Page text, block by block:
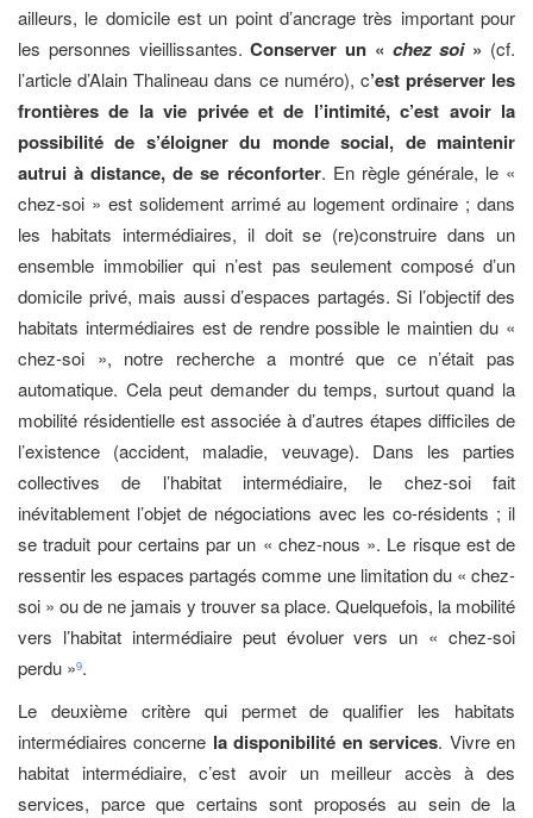
ailleurs, le domicile est un point d’ancrage très important pour
les personnes vieillissantes.Conserver un « chez soi» (cf.
l’article d’Alain Thalineau dans ce numéro), c’est préserver les
frontières de la vie privée et de l’intimité, c’est avoir la
possibilité de s’éloigner du monde social, de maintenir
autrui à distance, de se réconforter. En règle générale, le «
chez-soi » est solidement arrimé au logement ordinaire ; dans
les habitats intermédiaires, il doit se (re)construire dans un
ensemble immobilier qui n’est pas seulement composé d’un
domicile privé, mais aussi d’espaces partagés. Si l’objectif des
habitats intermédiaires est de rendre possible le maintien du «
chez-soi », notre recherche a montré que ce n’était pas
automatique. Cela peut demander du temps, surtout quand la
mobilité résidentielle est associée à d’autres étapes difficiles de
l’existence (accident, maladie, veuvage). Dans les parties
collectives de l’habitat intermédiaire, le chez-soi fait
inévitablement l’objet de négociations avec les co-résidents ; il
se traduit pour certains par un « chez-nous ». Le risque est de
ressentir les espaces partagés comme une limitation du « chez-
soi » ou de ne jamais y trouver sa place. Quelquefois, la mobilité
vers l’habitat intermédiaire peut évoluer vers un « chez-soi
perdu »9.
Le deuxième critère qui permet de qualifier les habitats
intermédiaires concerne la disponibilité en services. Vivre en
habitat intermédiaire, c’est avoir un meilleur accès à des
services, parce que certains sont proposés au sein de la